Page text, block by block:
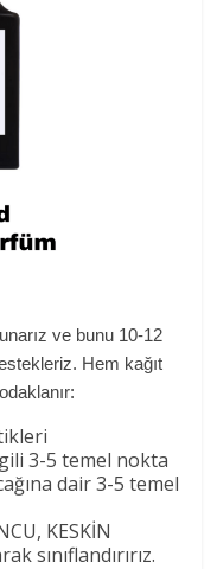
ve bunu 10-12
Hem kağıt
3-5 temel nokta
dair 3-5 temel
KESKİN
sınıflandırırız.